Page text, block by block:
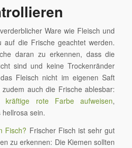
Ware wie Fleisch und
auf die Frische geachtet werden.
daran zu erkennen, dass die
sind und keine Trockenränder
Fleisch nicht im eigenen Saft
auch die Frische ablesbar:
kräftige rote Farbe aufweisen,
sein.
Fisch? Frischer Fisch ist sehr gut
zu erkennen: Die Kiemen sollten